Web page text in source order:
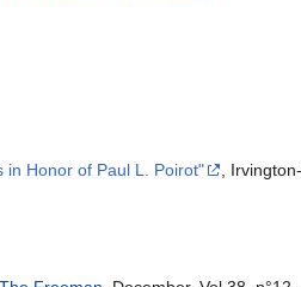
in Honor of Paul L. Poirot" ,